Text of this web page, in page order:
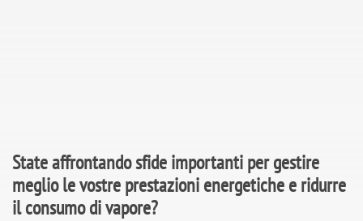
State affrontando sfide importanti per gestire
meglio le vostre prestazioni energetiche e ridurre
il consumo di vapore?